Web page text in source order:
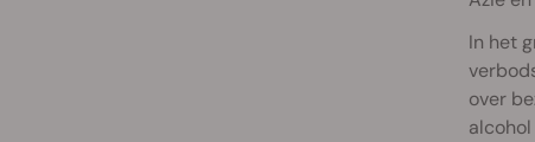
In het
over